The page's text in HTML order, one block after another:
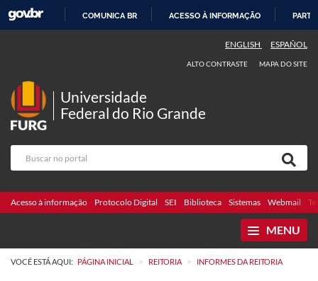
COMUNICA BR ACESSO À INFORMAÇÃO
ENGLISH ESPAÑOL
ALTO CONTRASTE MAPA DO SITE
Universidade
Federal do Rio Grande
Acesso à informação Protocolo Digital SEI Biblioteca Sistemas Webmail
MENU
VOCÊ ESTÁ AQUI: PÁGINA INICIAL > REITORIA > INFORMES DA REITORIA